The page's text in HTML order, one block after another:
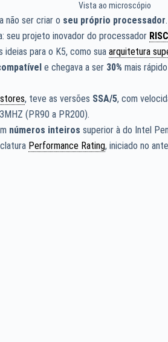
Vista ao microscópio
não ser criar o seu próprio processador.
seu projeto inovador do processador RISC
ideias para o K5, como suaarquitetura
e chegava a ser 30% mais
, teve as versões SSA/5, com
(PR90 a PR200).
números inteiros superior à do Intel
Performance Rating, iniciado no